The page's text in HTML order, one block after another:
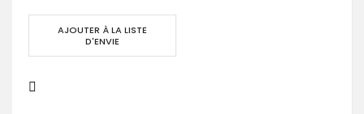
AJOUTER À LA LISTE
D'ENVIE